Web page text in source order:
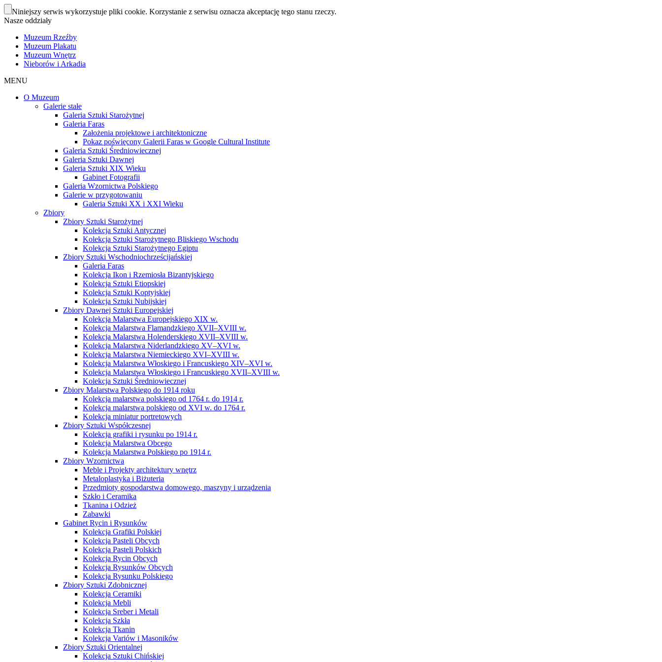
Niniejszy serwis wykorzystuje pliki cookie. Korzystanie z serwisu oznacza akceptację tego stanu rzeczy.
Nasze oddziały
Muzeum Rzeźby
Muzeum Plakatu
Muzeum Wnętrz
Nieborów i Arkadia
MENU
O Muzeum
Galerie stałe
Galeria Sztuki Starożytnej
Galeria Faras
Założenia projektowe i architektoniczne
Pokaz poświęcony Galerii Faras w Google Cultural Institute
Galeria Sztuki Średniowiecznej
Galeria Sztuki Dawnej
Galeria Sztuki XIX Wieku
Gabinet Fotografii
Galeria Wzornictwa Polskiego
Galerie w przygotowaniu
Galeria Sztuki XX i XXI Wieku
Zbiory
Zbiory Sztuki Starożytnej
Kolekcja Sztuki Antycznej
Kolekcja Sztuki Starożytnego Bliskiego Wschodu
Kolekcja Sztuki Starożytnego Egiptu
Zbiory Sztuki Wschodniochrześcijańskiej
Galeria Faras
Kolekcja Ikon i Rzemiosła Bizantyjskiego
Kolekcja Sztuki Etiopskiej
Kolekcja Sztuki Koptyjskiej
Kolekcja Sztuki Nubijskiej
Zbiory Dawnej Sztuki Europejskiej
Kolekcja Malarstwa Europejskiego XIX w.
Kolekcja Malarstwa Flamandzkiego XVII–XVIII w.
Kolekcja Malarstwa Holenderskiego XVII–XVIII w.
Kolekcja Malarstwa Niderlandzkiego XV–XVI w.
Kolekcja Malarstwa Niemieckiego XVI–XVIII w.
Kolekcja Malarstwa Włoskiego i Francuskiego XIV–XVI w.
Kolekcja Malarstwa Włoskiego i Francuskiego XVII–XVIII w.
Kolekcja Sztuki Średniowiecznej
Zbiory Malarstwa Polskiego do 1914 roku
Kolekcja malarstwa polskiego od 1764 r. do 1914 r.
Kolekcja malarstwa polskiego od XVI w. do 1764 r.
Kolekcja miniatur portretowych
Zbiory Sztuki Współczesnej
Kolekcja grafiki i rysunku po 1914 r.
Kolekcja Malarstwa Obcego
Kolekcja Malarstwa Polskiego po 1914 r.
Zbiory Wzornictwa
Meble i Projekty architektury wnętrz
Metaloplastyka i Biżuteria
Przedmioty gospodarstwa domowego, maszyny i urządzenia
Szkło i Ceramika
Tkanina i Odzież
Zabawki
Gabinet Rycin i Rysunków
Kolekcja Grafiki Polskiej
Kolekcja Pasteli Obcych
Kolekcja Pasteli Polskich
Kolekcja Rycin Obcych
Kolekcja Rysunków Obcych
Kolekcja Rysunku Polskiego
Zbiory Sztuki Zdobnicznej
Kolekcja Ceramiki
Kolekcja Mebli
Kolekcja Sreber i Metali
Kolekcja Szkła
Kolekcja Tkanin
Kolekcja Variów i Masoników
Zbiory Sztuki Orientalnej
Kolekcja Sztuki Chińskiej